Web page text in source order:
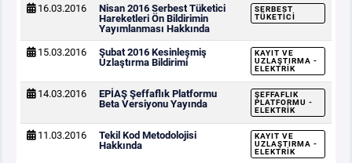
16.03.2016
Nisan 2016 Serbest Tüketici
Hareketleri Ön Bildirimin
Yayımlanması Hakkında
SERBEST
TÜKETICI
15.03.2016
Şubat 2016 Kesinleşmiş
Uzlaştırma Bildirimi
KAYIT VE
UZLAŞTIRMA -
ELEKTRIK
14.03.2016
EPİAŞ Şeffaflık Platformu
Beta Versiyonu Yayında
ŞEFFAFLIK
PLATFORMU -
ELEKTRIK
11.03.2016
Tekil Kod Metodolojisi
Hakkında
KAYIT VE
UZLAŞTIRMA -
ELEKTRIK